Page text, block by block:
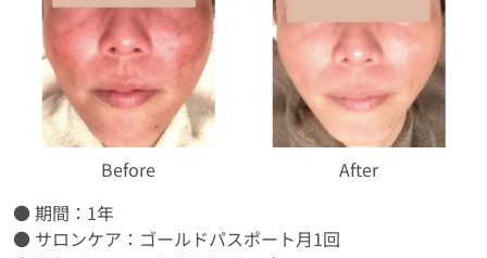
Before
After
● 期間：1年
● サロンケア： ゴールドパスポート月1回